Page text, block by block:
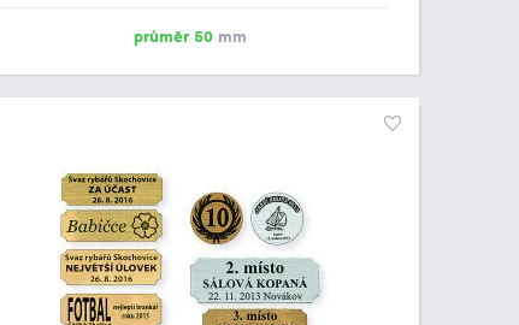
přiložit v prvním kroku objednávky.
průměr 50mm